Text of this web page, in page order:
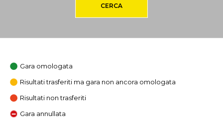
CERCA
Gara omologata
Risultati trasferiti ma gara non ancora omologata
Risultati non trasferiti
Gara annullata